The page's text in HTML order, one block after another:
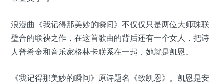
浪漫曲《我记得那美妙的瞬间》不仅仅只是两位大师珠联
璧合的联袂之作，在这首歌曲的背后还有一个女人，把诗
人普希金和音乐家格林卡联系在一起，她就是凯恩。
《我记得那美妙的瞬间》原诗题名《致凯恩》。凯恩是安